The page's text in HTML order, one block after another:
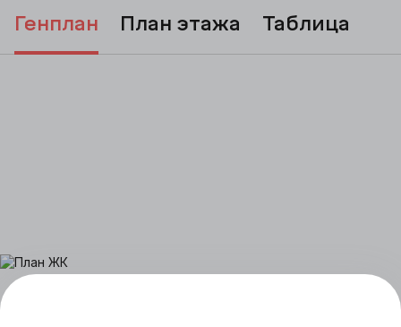
генплан план этажа таблица